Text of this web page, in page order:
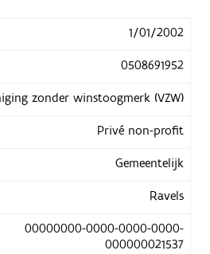
1/01/2002
0508691952
zonder winstoogmerk (VZW)
Privé non-profit
Gemeentelijk
Ravels
00000000-0000-0000-0000-
000000021537